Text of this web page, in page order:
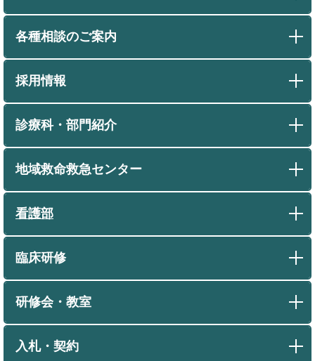
各種相談のご案内
採用情報
診療科・部門紹介
地域救命救急センター
看護部
臨床研修
研修会・教室
入札・契約